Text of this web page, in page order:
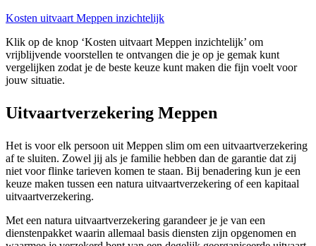
Kosten uitvaart Meppen inzichtelijk
Klik op de knop ‘Kosten uitvaart Meppen inzichtelijk’ om
vrijblijvende voorstellen te ontvangen die je op je gemak kunt
vergelijken zodat je de beste keuze kunt maken die fijn voelt voor
jouw situatie.
Uitvaartverzekering Meppen
Het is voor elk persoon uit Meppen slim om een uitvaartverzekering
af te sluiten. Zowel jij als je familie hebben dan de garantie dat zij
niet voor flinke tarieven komen te staan. Bij benadering kun je een
keuze maken tussen een natura uitvaartverzekering of een kapitaal
uitvaartverzekering.
Met een natura uitvaartverzekering garandeer je je van een
dienstenpakket waarin allemaal basis diensten zijn opgenomen en